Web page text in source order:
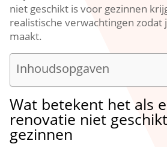
niet geschikt is voor gezinnen
realistische verwachtingen zodat
maakt.​
Inhoudsopgaven
Wat betekent het als
renovatie niet
gezinnen